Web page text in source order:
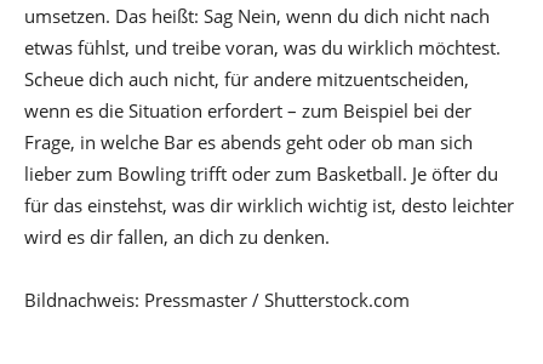
umsetzen. Das heißt: Sag Nein, wenn du dich nicht nach
etwas fühlst, und treibe voran, was du wirklich möchtest.
Scheue dich auch nicht, für andere mitzuentscheiden,
wenn es die Situation erfordert – zum Beispiel bei der
Frage, in welche Bar es abends geht oder ob man sich
lieber zum Bowling trifft oder zum Basketball. Je öfter du
für das einstehst, was dir wirklich wichtig ist, desto leichter
wird es dir fallen, an dich zu denken.
Bildnachweis: Pressmaster / Shutterstock.com